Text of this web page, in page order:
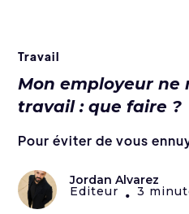
Travail
Mon employeur ne
travail : que faire ?
Pour éviter de vous
Jordan Alvarez
Editeur • 3